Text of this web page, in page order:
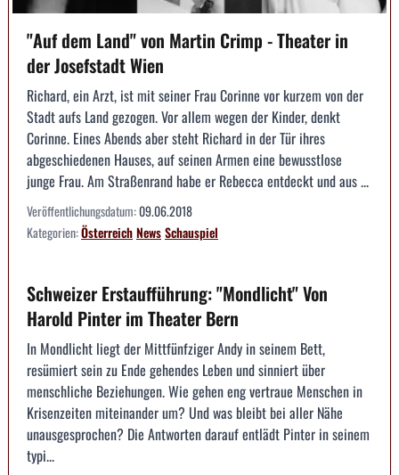
"Auf dem Land" von Martin Crimp - Theater in
der Josefstadt Wien
Richard, ein Arzt, ist mit seiner Frau Corinne vor kurzem von der
Stadt aufs Land gezogen. Vor allem wegen der Kinder, denkt
Corinne. Eines Abends aber steht Richard in der Tür ihres
abgeschiedenen Hauses, auf seinen Armen eine bewusstlose
junge Frau. Am Straßenrand habe er Rebecca entdeckt und aus ...
Veröffentlichungsdatum:09.06.2018
Kategorien:ÖsterreichNewsSchauspiel
Schweizer Erstaufführung: "Mondlicht" Von
Harold Pinter im Theater Bern
In Mondlicht liegt der Mittfünfziger Andy in seinem Bett,
resümiert sein zu Ende gehendes Leben und sinniert über
menschliche Beziehungen. Wie gehen eng vertraue Menschen in
Krisenzeiten miteinander um? Und was bleibt bei aller Nähe
unausgesprochen? Die Antworten darauf entlädt Pinter in seinem
typi...